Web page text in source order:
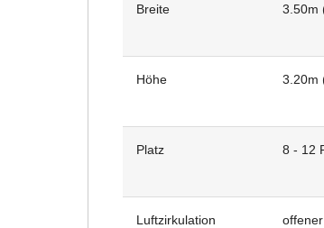
Breite 3.50m
Höhe 3.20m
Platz 8 - 12
Luftzirkulation